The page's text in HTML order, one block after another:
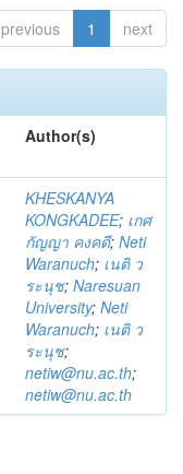
previous 1 next
Author(s)
KHESKANYA
KONGKADEE; เกศ
กัญญา คงคดี; Neti
Waranuch; เนติ ว
ระนุช; Naresuan
University; Neti
Waranuch; เนติ ว
ระนุช;
netiw@nu.ac.th;
netiw@nu.ac.th